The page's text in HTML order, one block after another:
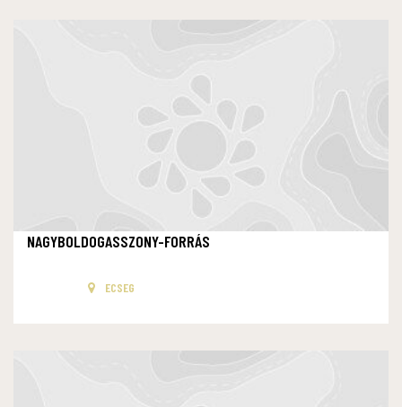
NAGYBOLDOGASSZONY-FORRÁS
ECSEG